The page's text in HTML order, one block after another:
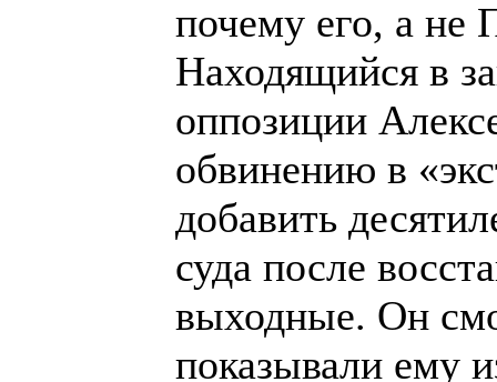
почему его, а не
Находящийся в
оппозиции
обвинению в
добавить
суда после
выходные. Он
показывали ему